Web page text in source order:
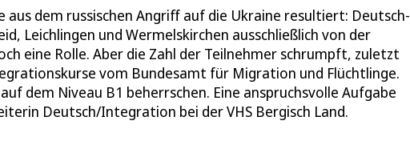
dem russischen Angriff auf die Ukraine resultiert: Deutsch-
Leichlingen und Wermelskirchen ausschließlich von der
eine Rolle. Aber die Zahl der Teilnehmer schrumpft, zuletzt
vom Bundesamt für Migration und Flüchtlinge.
dem Niveau B1 beherrschen. Eine anspruchsvolle Aufgabe
Deutsch/Integration bei der VHS Bergisch Land.